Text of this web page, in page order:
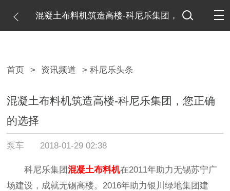
混凝土布料机筑造高楼-科尼乐集团，
首页 > 资讯频道 > 科尼乐头条
混凝土布料机筑造高楼-科尼乐集团，您正确
的选择
泵车 2018-01-29 02:38
科尼乐集团混凝土布料机在2011年助力无锡苏宁广
场建设，成就无锡高楼。2016年助力银川绿地集团建